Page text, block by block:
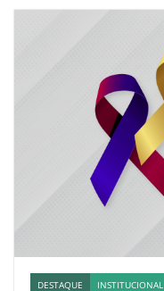
DESTAQUE INSTITUCIONAL